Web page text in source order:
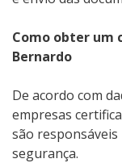
Como obter um
Bernardo
De acordo com
empresas
são
segurança.